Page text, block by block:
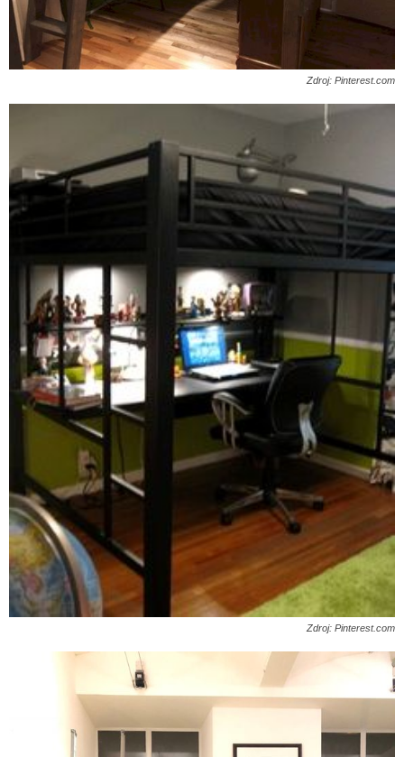
Zdroj: Pinterest.com
Zdroj: Pinterest.com